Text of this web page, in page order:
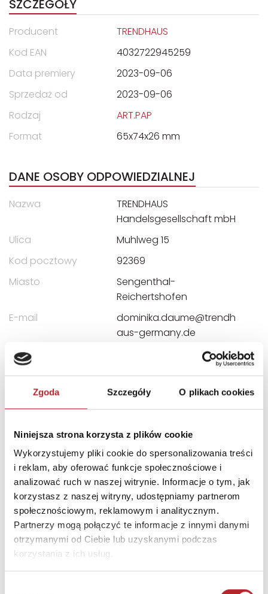
Zgoda Szczegóły O plikach cookies
Niniejsza strona korzysta z plików cookie
Wykorzystujemy pliki cookie do spersonalizowania treści
i reklam, aby oferować funkcje społecznościowe i
analizować ruch w naszej witrynie. Informacje o tym, jak
korzystasz z naszej witryny, udostępniamy partnerom
społecznościowym, reklamowym i analitycznym.
Partnerzy mogą połączyć te informacje z innymi danymi
otrzymanymi od Ciebie lub uzyskanymi podczas
korzystania z ich usług.
SZCZEGÓŁY
Producent
TRENDHAUS
Kod EAN
4032722945259
Data premiery
2023-09-06
Sprzedaż od
2023-09-06
Rodzaj
ART.PAP
Format
65x74x26 mm
DANE OSOBY ODPOWIEDZIALNEJ
Nazwa
TRENDHAUS
Handelsgesellschaft mbH
Ulica
Muhlweg 15
Kod pocztowy
92369
Miasto
Sengenthal-
Reichertshofen
E-mail
dominika.daume@trendh
aus-germany.de
INNI KLIENCI KUPOWALI
Brak danych